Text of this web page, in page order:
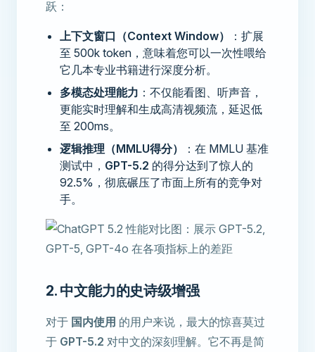
跃：
上下文窗口（Context Window）
：扩展
至 500k token，意味着您可以一次性喂给
它几本专业书籍进行深度分析。
多模态处理能力 ：不仅能看图、听声音，
更能实时理解和生成高清视频流，延迟低
至 200ms。
逻辑推理（MMLU得分）
：在 MMLU 基准
测试中， GPT-5.2 的得分达到了惊人的
92.5%，彻底碾压了市面上所有的竞争对
手。
2. 中文能力的史诗级增强
对于 国内使用 的用户来说，最大的惊喜莫过
于 GPT-5.2 对中文的深刻理解。它不再是简